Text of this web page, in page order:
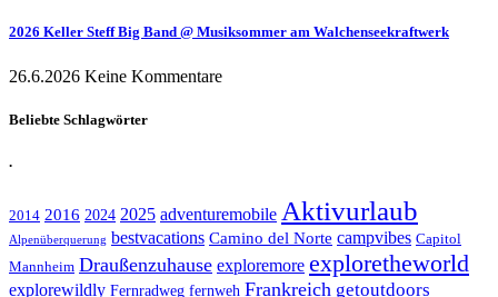
2026 Keller Steff Big Band @ Musiksommer am Walchenseekraftwerk
26.6.2026 Keine Kommentare
Beliebte Schlagwörter
.
2014 2016 2024 2025 adventuremobile Aktivurlaub
Alpenüberquerung bestvacations Camino del Norte campvibes Capitol
Mannheim Draußenzuhause exploremore exploretheworld
explorewildly Fernradweg fernweh Frankreich getoutdoors